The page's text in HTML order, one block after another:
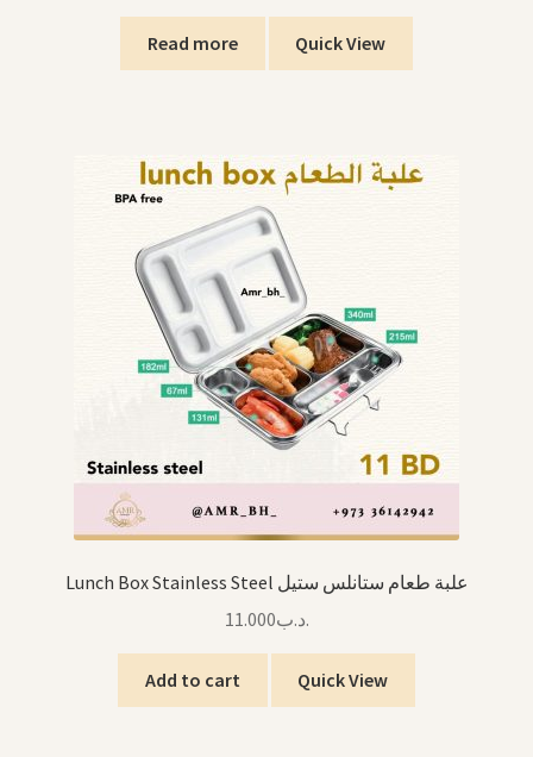
Read more Quick View
Lunch Box Stainless Steel علبة طعام ستانلس ستيل
.د.ب11.000
Add to cart Quick View